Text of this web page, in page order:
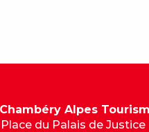
Alpes
du Palais de Justice